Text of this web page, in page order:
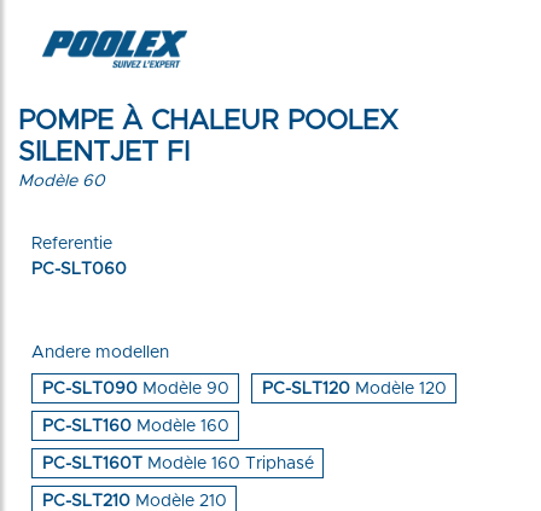
POMPE À CHALEUR POOLEX
SILENTJET FI
Modèle 60
Referentie
PC-SLT060
Andere modellen
PC-SLT090 Modèle 90 PC-SLT120 Modèle 120
PC-SLT160 Modèle 160
PC-SLT160T Modèle 160 Triphasé
PC-SLT210 Modèle 210